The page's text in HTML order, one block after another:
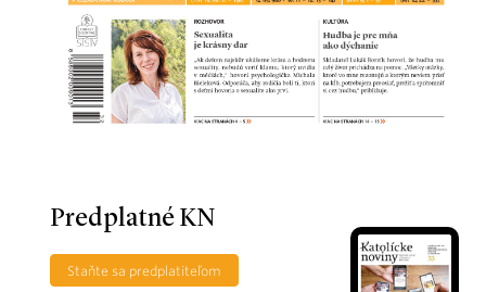
Predplatné KN
Staňte sa predplatiteľom